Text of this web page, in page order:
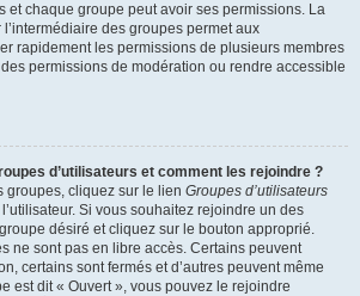
et chaque groupe peut avoir ses permissions. La
des groupes permet aux
rapidement les permissions de plusieurs membres
permissions de modération ou rendre accessible
d’utilisateurs et comment les rejoindre ?
groupes, cliquez sur le lien Groupes d’utilisateurs
Si vous souhaitez rejoindre un des
désiré et cliquez sur le bouton approprié.
ne sont pas en libre accès. Certains peuvent
certains sont fermés et d’autres peuvent même
est dit « Ouvert », vous pouvez le rejoindre